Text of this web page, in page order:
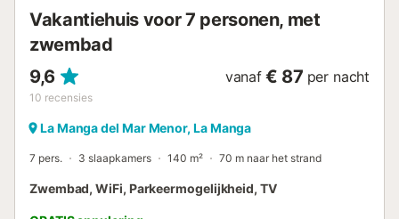
Vakantiehuis voor 7 personen, met
zwembad
9,6
10 recensies
vanaf € 87 per nacht
La Manga del Mar Menor, La Manga
7 pers. 3 slaapkamers 140 m² 70 m naar het strand
Zwembad, WiFi, Parkeermogelijkheid, TV